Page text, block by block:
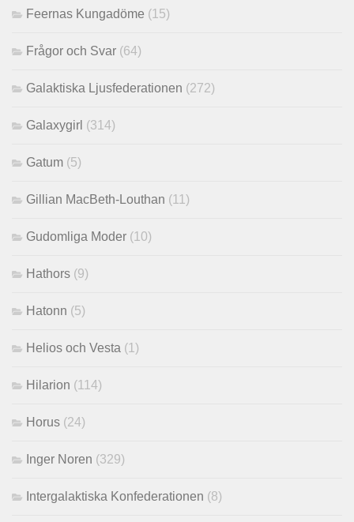
Feernas Kungadöme (15)
Frågor och Svar (64)
Galaktiska Ljusfederationen (272)
Galaxygirl (314)
Gatum (5)
Gillian MacBeth-Louthan (11)
Gudomliga Moder (10)
Hathors (9)
Hatonn (5)
Helios och Vesta (1)
Hilarion (114)
Horus (24)
Inger Noren (329)
Intergalaktiska Konfederationen (8)